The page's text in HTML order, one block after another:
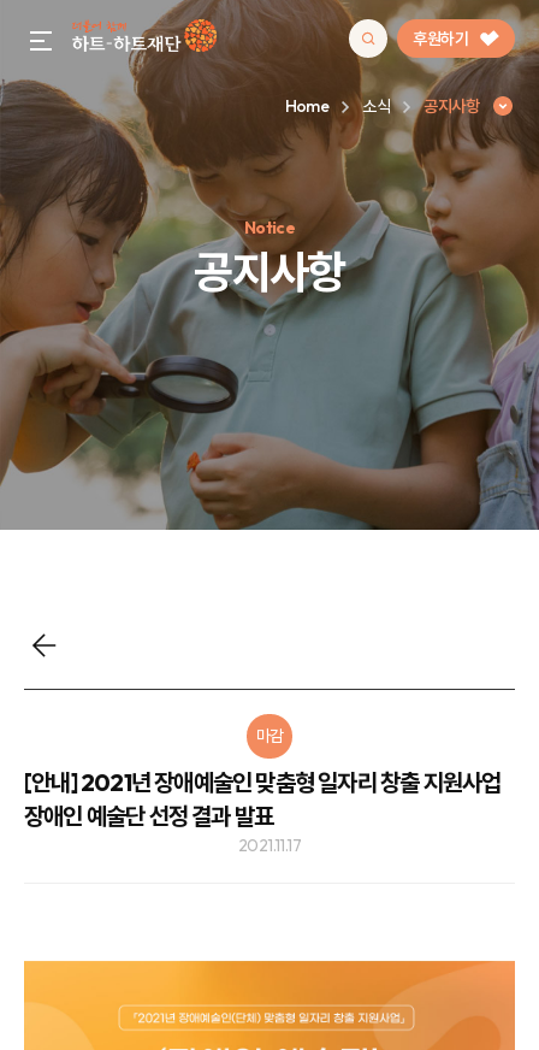
gnb menu open 후원하기
인기 키워드
#정기후원#하트플레이스#캠페인#팬덤후원
Home 소식 공지사항
Notice
공지사항
마감
[안내] 2021년 장애예술인 맞춤형 일자리 창출 지원사업
장애인 예술단 선정 결과 발표
2021.11.17